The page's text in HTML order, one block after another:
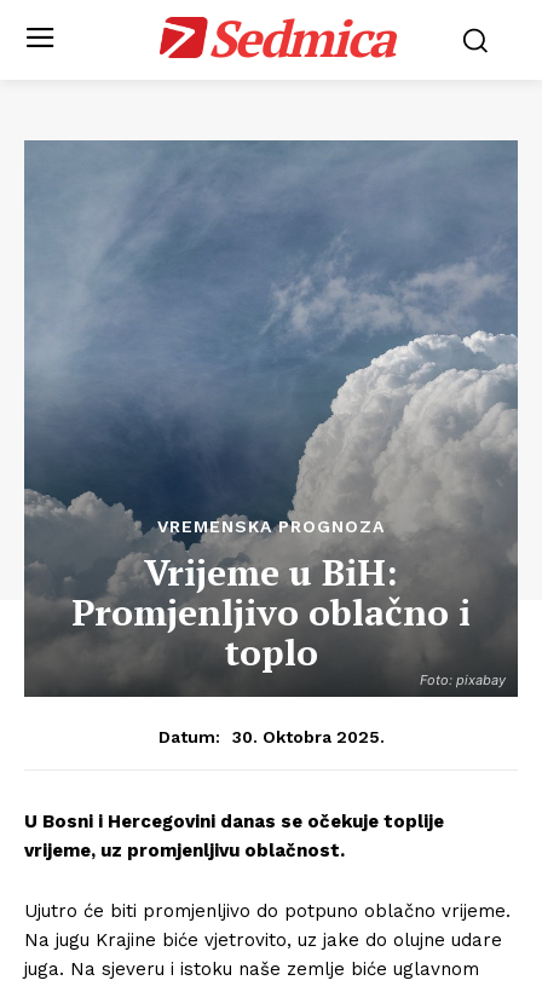
Sedmica
Foto: pixabay
VREMENSKA PROGNOZA
Vrijeme u BiH:
Promjenljivo oblačno i
toplo
Datum: 30. Oktobra 2025.
U Bosni i Hercegovini danas se očekuje toplije
vrijeme, uz promjenljivu oblačnost.
Ujutro će biti promjenljivo do potpuno oblačno vrijeme.
Na jugu Krajine biće vjetrovito, uz jake do olujne udare
juga. Na sjeveru i istoku naše zemlje biće uglavnom